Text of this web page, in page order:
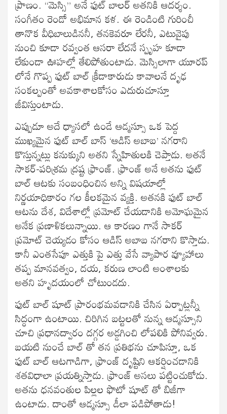
ప్రాణం. “మెస్సి” అనే ఫుట్ బాలర్ అతనికి ఆదర్శం.
సంగీతం రెండో అభిమాన కళ. ఈ రెండింటి గురించీ
తానొక వీధిబాలుడిననీ, తనకెవరూ లేరనీ, ఎటువైపు
నుంచి కూడా రవ్వంత ఆసరా లేదనే స్పృహ కూడా
లేకుండా ఊహల్లో తేలిపోతుంటాడు. మెస్సిలాగా యూరప్
లోనే గొప్ప ఫుట్ బాల్ క్రీడాకారుడు కావాలనే దృఢ
సంకల్పంతో అవకాశాలకోసం ఎదురుచూస్తూ
జీవిస్తుంటాడు.
ఎప్పుడూ అదే ధ్యాసలో ఉండే ఆడ్మస్సూ ఒక పెద్ద
ముఖ్యమైన ఫుట్ బాల్ బాస్ ‘ఆడిస్ అబాబ’ నగరాని
కొస్తున్నట్లు కనుక్కుని అతని స్నేహితులకి చెప్తాడు. అతనే
సాకర్-పరిశ్రమ ద్రష్ట ఫ్రాంజ్. ఫ్రాంజ్ అనే అతను ఫుట్
బాల్ ఆటకు సంబంధించిన అన్ని విషయాల్లో
నిర్ణయాధికారం గల కీలకమైన వ్యక్తి. అతనకి ఫుట్ బాల్
ఆటను దేశ, విదేశాల్లో ప్రమోట్ చేయడానికి అమోఘమైన
అనేక ప్రణాళికలున్నాయి. ఆ కారణం గానే సాకర్
ప్రమోట్ చెయ్యడం కోసం ఆడిస్ అబాబ నగరాని కొస్తాడు.
కానీ ఎంతసేపూ ఎత్తుకి పై ఎత్తు వేసే వ్యాపార వ్యూహాలు
తప్ప మానవత్వం, దయ, కరుణ లాంటి అంశాలకు
అతని హృదయంలో చోటుండదు.
ఫుట్ బాల్ షూట్ ప్రారంభమవడానికి చేసిన ఏర్పాట్లన్నీ
సిద్ధంగా ఉంటాయి. చిరిగిన బట్టలతో నున్న ఆడ్మస్సూని
చూచి ప్రధానద్వారం దగ్గర అడ్డగించి లోపలికి పోనివ్వరు.
బయటి నుంచే బాల్ తో తన ప్రతిభను చూపిస్తూ, ఒక
ఫుట్ బాల్ ఆటగాడిగా, ఫ్రాంజ్ దృష్టిని ఆకర్షించడానికి
శతవిధాలా ప్రయత్నిస్తాడు. ఫ్రాంజ్ అసలు పట్టించుకోడు.
అతను ధనవంతుల పిల్లల ఫొటో షూట్ తో బిజీగా
ఉంటాడు. దాంతో ఆడ్మస్సూ డీలా పడిపోతాడు!